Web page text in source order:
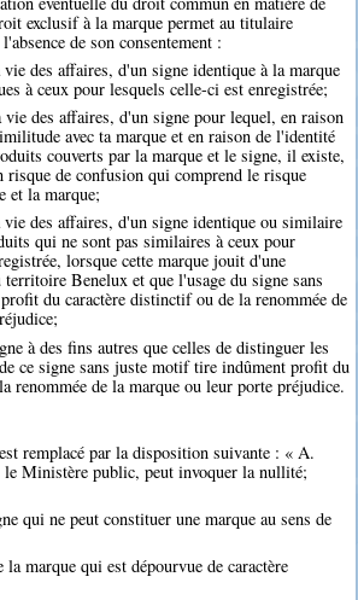
exclusif à la marque permet au titulaire
de son consentement :
des affaires, d'un signe identique à la marque
à ceux pour lesquels celle-ci est enregistrée;
vie des affaires, d'un signe pour lequel, en raison
avec ta marque et en raison de l'identité
couverts par la marque et le signe, il existe,
de confusion qui comprend le risque
et la marque;
vie des affaires, d'un signe identique ou similaire
qui ne sont pas similaires à ceux pour
lorsque cette marque jouit d'une
Benelux et que l'usage du signe sans
du caractère distinctif ou de la renommée de
à des fins autres que celles de distinguer les
ce signe sans juste motif tire indûment profit du
renommée de la marque ou leur porte préjudice.
remplacé par la disposition suivante : « A.
Ministère public, peut invoquer la nullité;
qui ne peut constituer une marque au sens de
marque qui est dépourvue de caractère